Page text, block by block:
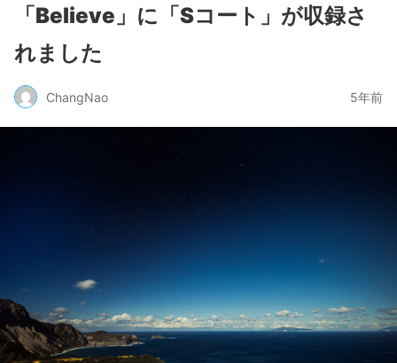
「Believe」に「Sコート」が収録さ
れました
ChangNao 5年前